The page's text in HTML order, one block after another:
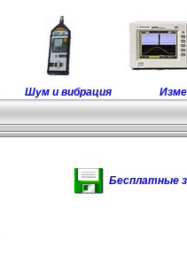
Шум и вибрация
Бесплатные